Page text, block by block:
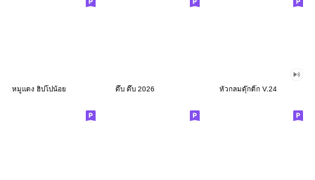
หมูแดง ฮิปโปน้อย ดึ๊บ ดึ๊บ 2026 หัวกลมดุ๊กดิ๊ก V.24